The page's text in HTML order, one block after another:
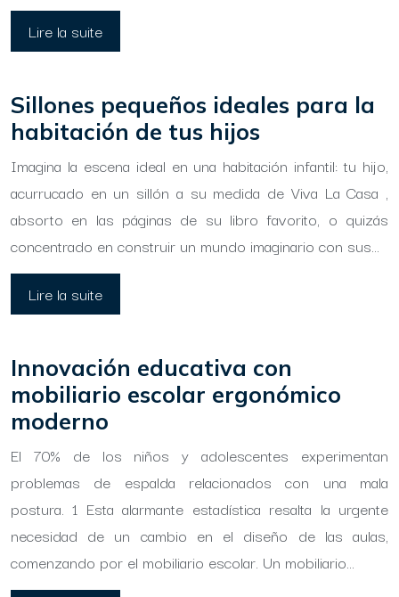
Lire la suite
Sillones pequeños ideales para la
habitación de tus hijos
Imagina la escena ideal en una habitación infantil: tu hijo,
acurrucado en un sillón a su medida de Viva La Casa ,
absorto en las páginas de su libro favorito, o quizás
concentrado en construir un mundo imaginario con sus…
Lire la suite
Innovación educativa con
mobiliario escolar ergonómico
moderno
El 70% de los niños y adolescentes experimentan
problemas de espalda relacionados con una mala
postura. 1 Esta alarmante estadística resalta la urgente
necesidad de un cambio en el diseño de las aulas,
comenzando por el mobiliario escolar. Un mobiliario…